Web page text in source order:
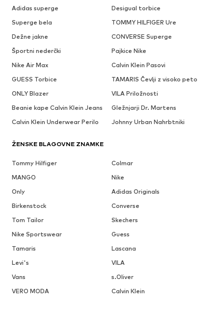
Adidas superge
Desigual torbice
Superge bela
TOMMY HILFIGER Ure
Dežne jakne
CONVERSE Superge
Športni nederčki
Pajkice Nike
Nike Air Max
Calvin Klein Pasovi
GUESS Torbice
TAMARIS Čevlji z visoko peto
ONLY Blazer
VILA Priložnosti
Beanie kape Calvin Klein Jeans
Gležnjarji Dr. Martens
Calvin Klein Underwear Perilo
Johnny Urban Nahrbtniki
ŽENSKE BLAGOVNE ZNAMKE
Tommy Hilfiger
Colmar
MANGO
Nike
Only
Adidas Originals
Birkenstock
Converse
Tom Tailor
Skechers
Nike Sportswear
Guess
Tamaris
Lascana
Levi's
VILA
Vans
s.Oliver
VERO MODA
Calvin Klein